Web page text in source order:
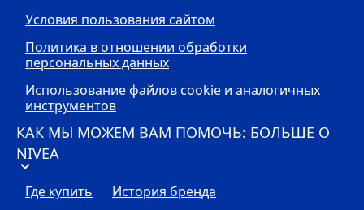
Условия пользования сайтом
Политика в отношении обработки
персональных данных
Использование файлов cookie и аналогичных
инструментов
КАК МЫ МОЖЕМ ВАМ ПОМОЧЬ: БОЛЬШЕ О
NIVEA
Где купить
История бренда